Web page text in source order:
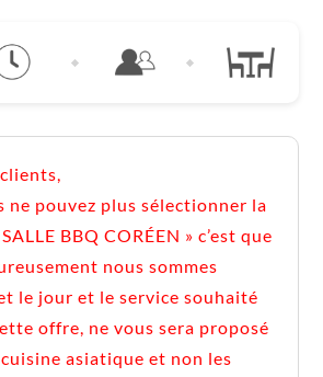
ne pouvez plus sélectionner la
BBQ CORÉEN » c’est que
nous sommes
le jour et le service souhaité
offre, ne vous sera proposé
asiatique et non les